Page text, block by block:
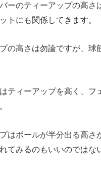
ーのティーアップの高
トにも関係してきます。
の高さは勿論ですが、
ティーアップを高く、フ
はボールが半分出る高さ
てみるのもいいのではな